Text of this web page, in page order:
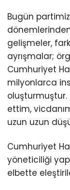
Bugün
gelişmeler,
ayrışmalar;
Cumhuriyet
milyonlarca
ettim,
uzun uzun
Cumhuriyet
yöneticiliği
elbette